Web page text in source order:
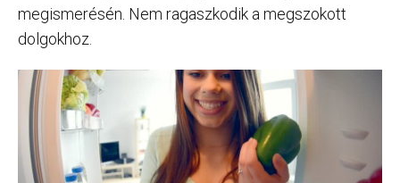
megismerésén. Nem ragaszkodik a megszokott
dolgokhoz.